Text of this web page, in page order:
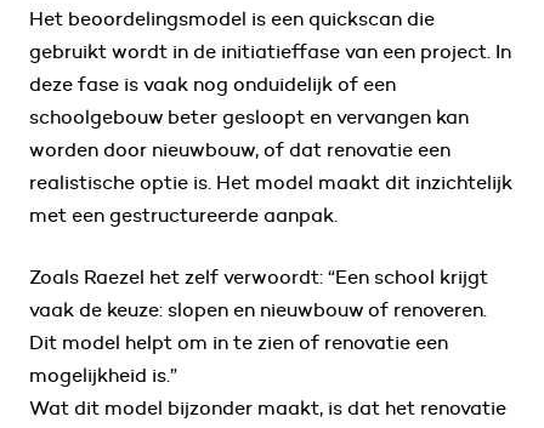
Het beoordelingsmodel is een quickscan die
gebruikt wordt in de initiatieffase van een project. In
deze fase is vaak nog onduidelijk of een
schoolgebouw beter gesloopt en vervangen kan
worden door nieuwbouw, of dat renovatie een
realistische optie is. Het model maakt dit inzichtelijk
met een gestructureerde aanpak.
Zoals Raezel het zelf verwoordt: “Een school krijgt
vaak de keuze: slopen en nieuwbouw of renoveren.
Dit model helpt om in te zien of renovatie een
mogelijkheid is.”
Wat dit model bijzonder maakt, is dat het renovatie